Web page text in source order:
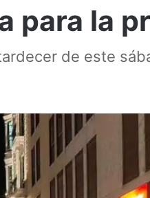
para la
de este